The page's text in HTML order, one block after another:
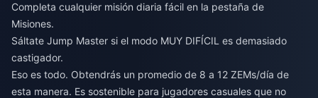
Completa cualquier misión diaria fácil en la pestaña de
Misiones.
Sáltate Jump Master si el modo MUY DIFÍCIL es demasiado
castigador.
Eso es todo. Obtendrás un promedio de 8 a 12 ZEMs/día de
esta manera. Es sostenible para jugadores casuales que no